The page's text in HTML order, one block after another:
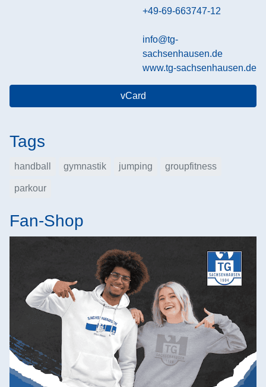
+49-69-663747-12
info@tg-
sachsenhausen.de
www.tg-sachsenhausen.de
vCard
Tags
handball gymnastik jumping groupfitness
parkour
Fan-Shop